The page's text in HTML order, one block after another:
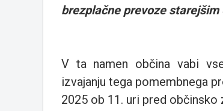
brezplačne prevoze
V ta namen občina vabi
izvajanju tega pomembnega
2025 ob 11. uri pred občinsko